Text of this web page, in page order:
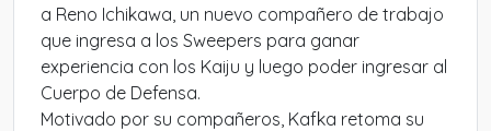
a Reno Ichikawa, un nuevo compañero de trabajo
que ingresa a los Sweepers para ganar
experiencia con los Kaiju y luego poder ingresar al
Cuerpo de Defensa.
Motivado por su compañeros, Kafka retoma su